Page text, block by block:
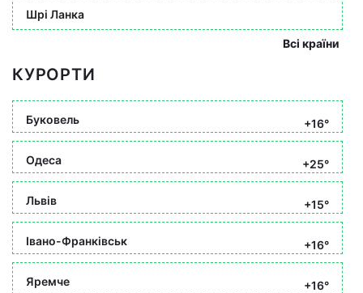
Шрі Ланка
Всі країни
КУРОРТИ
Буковель +16°
Одеса +25°
Львів +15°
Івано-Франківськ +16°
Яремче +16°